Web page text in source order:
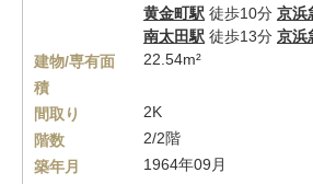
黄金町駅 徒歩10分 京浜
南太田駅 徒歩13分 京浜
建物/専有面
積
22.54m²
間取り
2K
階数
2/2階
築年月
1964年09月